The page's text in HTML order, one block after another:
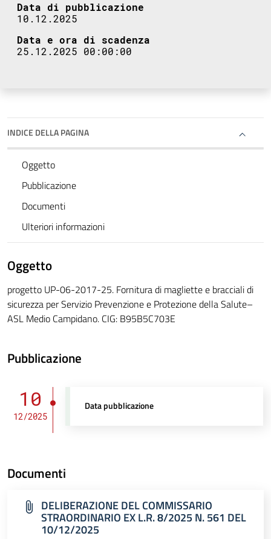
Data di pubblicazione
10.12.2025
Data e ora di scadenza
25.12.2025 00:00:00
INDICE DELLA PAGINA
Oggetto
Pubblicazione
Documenti
Ulteriori informazioni
Oggetto
progetto UP-06-2017-25. Fornitura di magliette e bracciali di
sicurezza per Servizio Prevenzione e Protezione della Salute–
ASL Medio Campidano. CIG: B95B5C703E
Pubblicazione
10
12/2025
Data pubblicazione
Documenti
DELIBERAZIONE DEL COMMISSARIO
STRAORDINARIO EX L.R. 8/2025 N. 561 DEL
10/12/2025